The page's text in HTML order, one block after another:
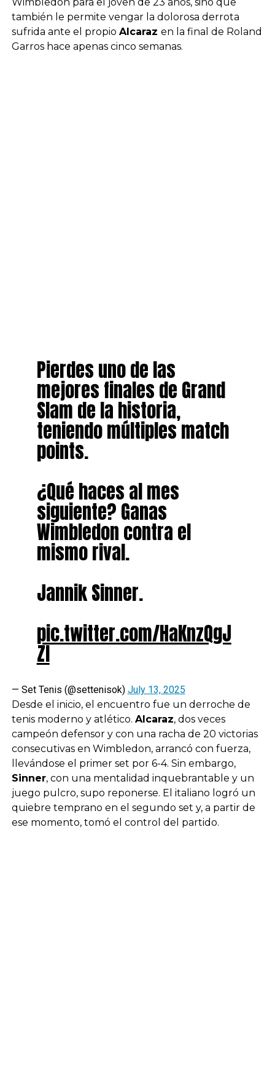
también le permite vengar la dolorosa derrota
sufrida ante el propio Alcaraz en la final de Roland
Garros hace apenas cinco semanas.
Pierdes uno de las
mejores finales de Grand
Slam de la historia,
teniendo múltiples match
points.
¿Qué haces al mes
siguiente? Ganas
Wimbledon contra el
mismo rival.
Jannik Sinner.
pic.twitter.com/HaKnzQgJ
Zl
— Set Tenis (@settenisok) July 13, 2025
Desde el inicio, el encuentro fue un derroche de
tenis moderno y atlético. Alcaraz, dos veces
campeón defensor y con una racha de 20 victorias
consecutivas en Wimbledon, arrancó con fuerza,
llevándose el primer set por 6-4. Sin embargo,
Sinner, con una mentalidad inquebrantable y un
juego pulcro, supo reponerse. El italiano logró un
quiebre temprano en el segundo set y, a partir de
ese momento, tomó el control del partido.